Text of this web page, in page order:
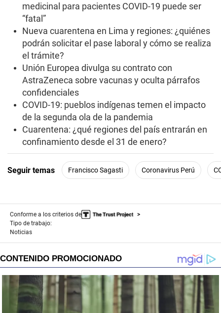
medicinal para pacientes COVID-19 puede ser
“fatal”
Nueva cuarentena en Lima y regiones: ¿quiénes
podrán solicitar el pase laboral y cómo se realiza
el trámite?
Unión Europea divulga su contrato con
AstraZeneca sobre vacunas y oculta párrafos
confidenciales
COVID-19: pueblos indígenas temen el impacto
de la segunda ola de la pandemia
Cuarentena: ¿qué regiones del país entrarán en
confinamiento desde el 31 de enero?
Seguir temas Francisco Sagasti Coronavirus Perú
Conforme a los criterios de
Tipo de trabajo:
Noticias